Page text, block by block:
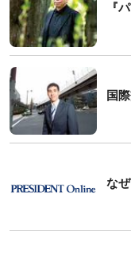
『
国
な